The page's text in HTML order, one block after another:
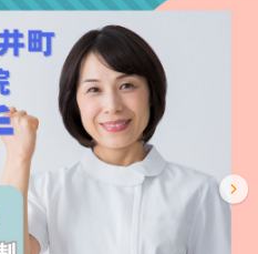
お問い合わせ
関西
北海道・東北
中国・四国